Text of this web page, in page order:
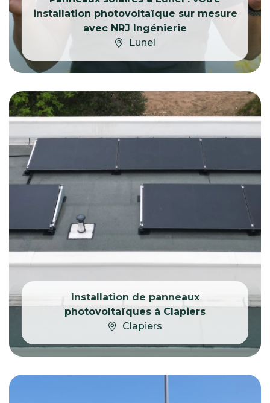
installation photovoltaïque sur mesure
avec NRJ Ingénierie
Lunel
Installation de panneaux
photovoltaïques à Clapiers
Clapiers